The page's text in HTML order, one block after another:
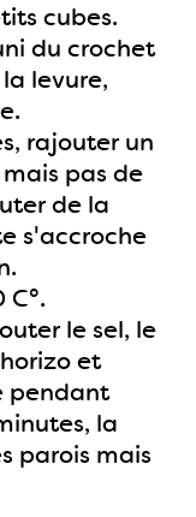
cubes.
du crochet
levure,
rajouter un
pas de
de la
s'accroche
le sel, le
et
pendant
la
parois mais